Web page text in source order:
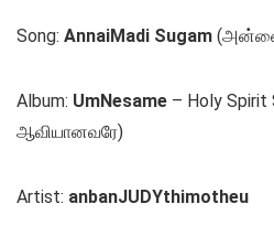
Song: AnnaiMadi Sugam
Album: UmNesame – Holy Spirit
ஆவியானவரே)
Artist: anbanJUDYthimotheu